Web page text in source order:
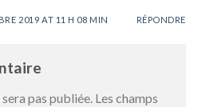
2019 AT 11 H 08 MIN RÉPONDRE
pas publiée. Les champs